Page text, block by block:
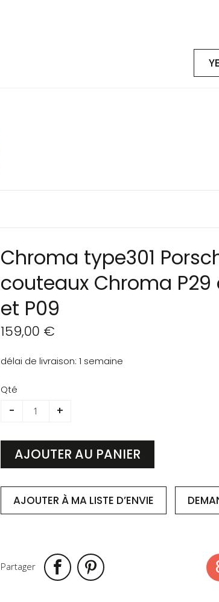
Chroma type301
couteaux Chroma P29
et P09
159,00 €
délai de livraison 1 semaine
Qté
- +
AJOUTER AU PANIER
AJOUTER À MA LISTE D’ENVIE
Partager